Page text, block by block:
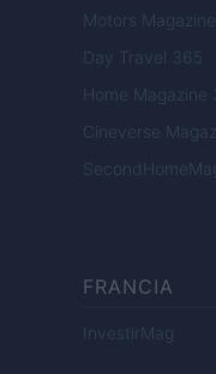
Motors
Day Travel 365
Home Magazine
Cineverse
FRANCIA
InvestirMag